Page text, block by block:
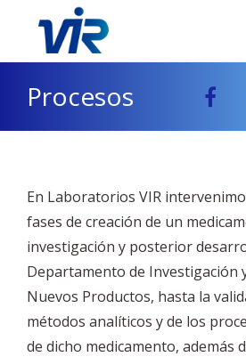
Procesos
En Laboratorios VIR
fases de creación de un
investigación y posterior
Departamento de Investigación
Nuevos Productos, hasta la
métodos analíticos y de los
de dicho medicamento, además